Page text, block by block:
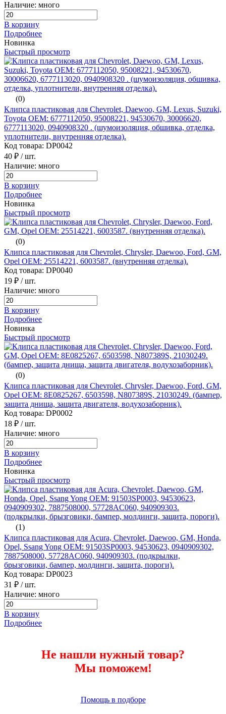
Наличие: много
В корзину
Подробнее
Новинка
Быстрый просмотр
(0)
Клипса пластиковая для Chevrolet, Daewoo, GM, Lexus, Suzuki,
Toyota ОЕМ: 6777112050, 95008221, 94530670, 30006620,
6777113020, 0940908320 . (шумоизоляция, обшивка, отделка,
уплотнители, внутренняя отделка).
Код товара: DP0042
40 ₽ / шт.
Наличие: много
В корзину
Подробнее
Новинка
Быстрый просмотр
(0)
Клипса пластиковая для Chevrolet, Chrysler, Daewoo, Ford, GM,
Opel ОЕМ: 25514221, 6003587. (внутренняя отделка).
Код товара: DP0040
19 ₽ / шт.
Наличие: много
В корзину
Подробнее
Новинка
Быстрый просмотр
(0)
Клипса пластиковая для Chevrolet, Chrysler, Daewoo, Ford, GM,
Opel ОЕМ: 8E0825267, 6503598, N807389S, 21030249. (бампер,
защита днища, защита двигателя, водухозаборник).
Код товара: DP0002
18 ₽ / шт.
Наличие: много
В корзину
Подробнее
Новинка
Быстрый просмотр
(1)
Клипса пластиковая для Acura, Chevrolet, Daewoo, GM, Honda,
Opel, Ssang Yong ОЕМ: 91503SP0003, 94530623, 0940909302,
7887508000, 57728AC060, 940909303. (подкрылки,
брызговики, бампер, молдинги, защита, пороги).
Код товара: DP0023
31 ₽ / шт.
Наличие: много
В корзину
Подробнее
Не нашли нужный товар?
Мы поможем!
Помощь в подборе